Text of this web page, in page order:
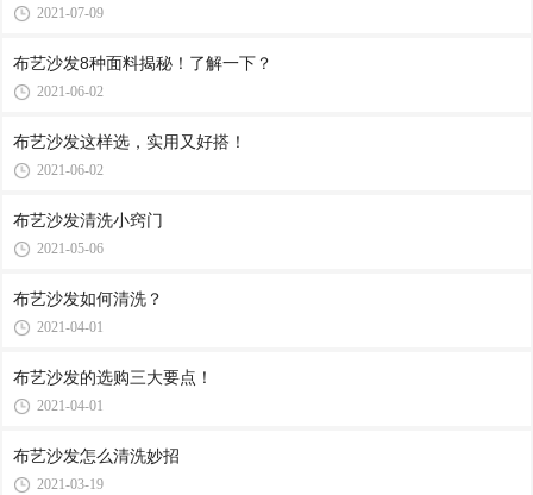
2021-07-09
布艺沙发8种面料揭秘！了解一下？
2021-06-02
布艺沙发这样选，实用又好搭！
2021-06-02
布艺沙发清洗小窍门
2021-05-06
布艺沙发如何清洗？
2021-04-01
布艺沙发的选购三大要点！
2021-04-01
布艺沙发怎么清洗妙招
2021-03-19